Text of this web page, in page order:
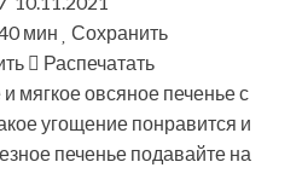
мин
Сохранить
Распечатать
мягкое овсяное печенье с
угощение понравится и
печенье подавайте на